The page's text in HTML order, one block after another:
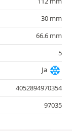
30 mm
66.6 mm
5
Ja
4052894970354
97035